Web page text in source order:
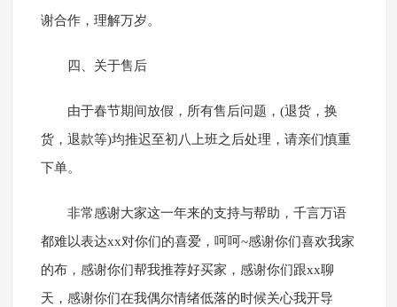
谢合作，理解万岁。
四、关于售后
由于春节期间放假，所有售后问题，(退货，换
货，退款等)均推迟至初八上班之后处理，请亲们慎重
下单。
非常感谢大家这一年来的支持与帮助，千言万语
都难以表达xx对你们的喜爱，呵呵~感谢你们喜欢我家
的布，感谢你们帮我推荐好买家，感谢你们跟xx聊
天，感谢你们在我偶尔情绪低落的时候关心我开导